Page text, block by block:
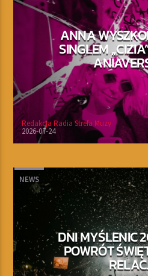
ANNA
SINGLEM
Redakcja Radia Strefa Muzy
2026-07-24
NEWS
DNI MYŚLENIC
POWRÓT